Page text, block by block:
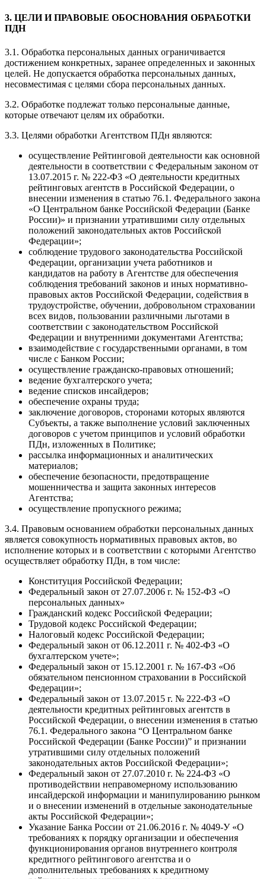
3. ЦЕЛИ И ПРАВОВЫЕ ОБОСНОВАНИЯ ОБРАБОТКИ
ПДН
3.1. Обработка персональных данных ограничивается
достижением конкретных, заранее определенных и законных
целей. Не допускается обработка персональных данных,
несовместимая с целями сбора персональных данных.
3.2. Обработке подлежат только персональные данные,
которые отвечают целям их обработки.
3.3. Целями обработки Агентством ПДн являются:
осуществление Рейтинговой деятельности как основной
деятельности в соответствии с Федеральным законом от
13.07.2015 г. № 222-ФЗ «О деятельности кредитных
рейтинговых агентств в Российской Федерации, о
внесении изменения в статью 76.1. Федерального закона
«О Центральном банке Российской Федерации (Банке
России)» и признании утратившими силу отдельных
положений законодательных актов Российской
Федерации»;
соблюдение трудового законодательства Российской
Федерации, организации учета работников и
кандидатов на работу в Агентстве для обеспечения
соблюдения требований законов и иных нормативно-
правовых актов Российской Федерации, содействия в
трудоустройстве, обучении, добровольном страховании
всех видов, пользовании различными льготами в
соответствии с законодательством Российской
Федерации и внутренними документами Агентства;
взаимодействие с государственными органами, в том
числе с Банком России;
осуществление гражданско-правовых отношений;
ведение бухгалтерского учета;
ведение списков инсайдеров;
обеспечение охраны труда;
заключение договоров, сторонами которых являются
Субъекты, а также выполнение условий заключенных
договоров с учетом принципов и условий обработки
ПДн, изложенных в Политике;
рассылка информационных и аналитических
материалов;
обеспечение безопасности, предотвращение
мошенничества и защита законных интересов
Агентства;
осуществление пропускного режима;
3.4. Правовым основанием обработки персональных данных
является совокупность нормативных правовых актов, во
исполнение которых и в соответствии с которыми Агентство
осуществляет обработку ПДн, в том числе:
Конституция Российской Федерации;
Федеральный закон от 27.07.2006 г. № 152-ФЗ «О
персональных данных»
Гражданский кодекс Российской Федерации;
Трудовой кодекс Российской Федерации;
Налоговый кодекс Российской Федерации;
Федеральный закон от 06.12.2011 г. № 402-ФЗ «О
бухгалтерском учете»;
Федеральный закон от 15.12.2001 г. № 167-ФЗ «Об
обязательном пенсионном страховании в Российской
Федерации»;
Федеральный закон от 13.07.2015 г. № 222-ФЗ «О
деятельности кредитных рейтинговых агентств в
Российской Федерации, о внесении изменения в статью
76.1. Федерального закона “О Центральном банке
Российской Федерации (Банке России)” и признании
утратившими силу отдельных положений
законодательных актов Российской Федерации»;
Федеральный закон от 27.07.2010 г. № 224-ФЗ «О
противодействии неправомерному использованию
инсайдерской информации и манипулированию рынком
и о внесении изменений в отдельные законодательные
акты Российской Федерации»;
Указание Банка России от 21.06.2016 г. № 4049-У «О
требованиях к порядку организации и обеспечения
функционирования органов внутреннего контроля
кредитного рейтингового агентства и о
дополнительных требованиях к кредитному